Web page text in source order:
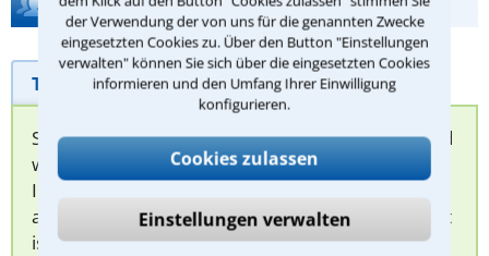
der Verwendung der von uns für die genannten Zwecke
eingesetzten Cookies zu. Über den Button "Einstellungen
verwalten" können Sie sich über die eingesetzten Cookies
informieren und den Umfang Ihrer Einwilligung
konfigurieren.
Cookies zulassen
Einstellungen verwalten
Telefonhilfe Beratungsanfrage
Sie können hier Ihren Fall schildern. Anschließend
werden sich spezialisierte Rechtsanwälte bei
Ihnen melden, um das weitere Vorgehen
abzuklären. Die Rückmeldung durch einen Anwalt
ist für Sie kostenlos.